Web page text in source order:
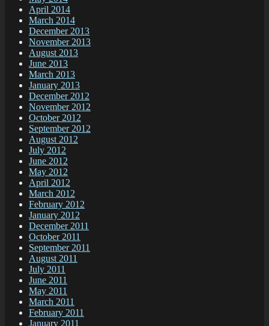
April 2014
March 2014
December 2013
November 2013
August 2013
June 2013
March 2013
January 2013
December 2012
November 2012
October 2012
September 2012
August 2012
July 2012
June 2012
May 2012
April 2012
March 2012
February 2012
January 2012
December 2011
October 2011
September 2011
August 2011
July 2011
June 2011
May 2011
March 2011
February 2011
January 2011